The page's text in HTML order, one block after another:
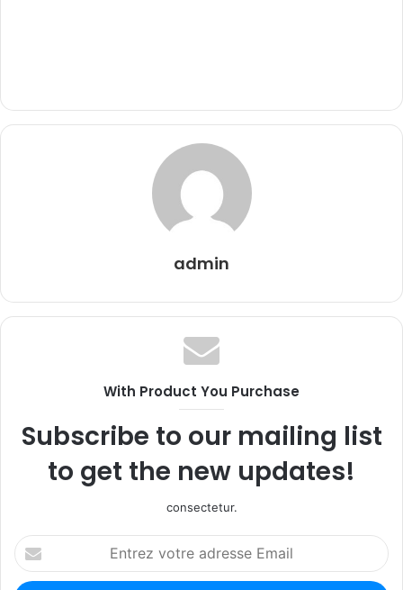
admin
With Product You Purchase
Subscribe to our mailing list
to get the new updates!
consectetur.
Entrez
votre
adresse